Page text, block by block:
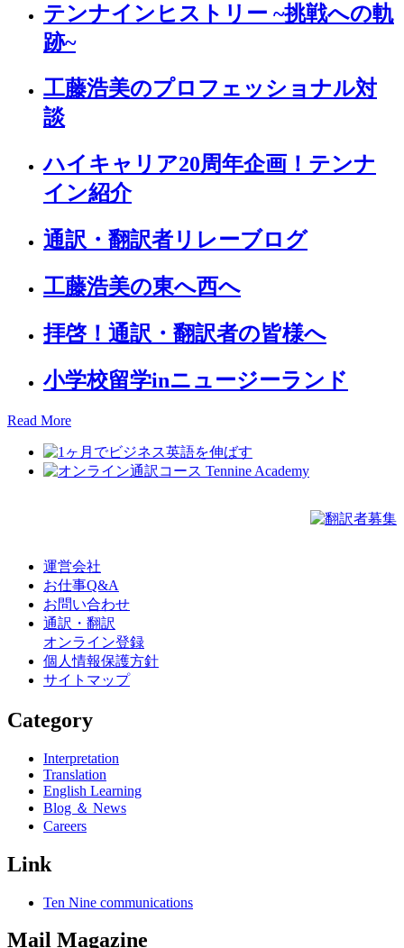
テンナインヒストリー ~挑戦への軌
跡~
工藤浩美のプロフェッショナル対
談
ハイキャリア20周年企画！テンナ
イン紹介
通訳・翻訳者リレーブログ
工藤浩美の東へ西へ
拝啓！通訳・翻訳者の皆様へ
小学校留学inニュージーランド
Read More
運営会社
お仕事Q&A
お問い合わせ
通訳・翻訳
オンライン登録
個人情報保護方針
サイトマップ
Category
Interpretation
Translation
English Learning
Blog ＆ News
Careers
Link
Ten Nine communications
Mail Magazine